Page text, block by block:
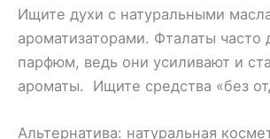
Ищите духи с натуральными
ароматизаторами. Фталаты часто
парфюм, ведь они усиливают и
ароматы. Ищите средства «без
Альтернатива: натуральная